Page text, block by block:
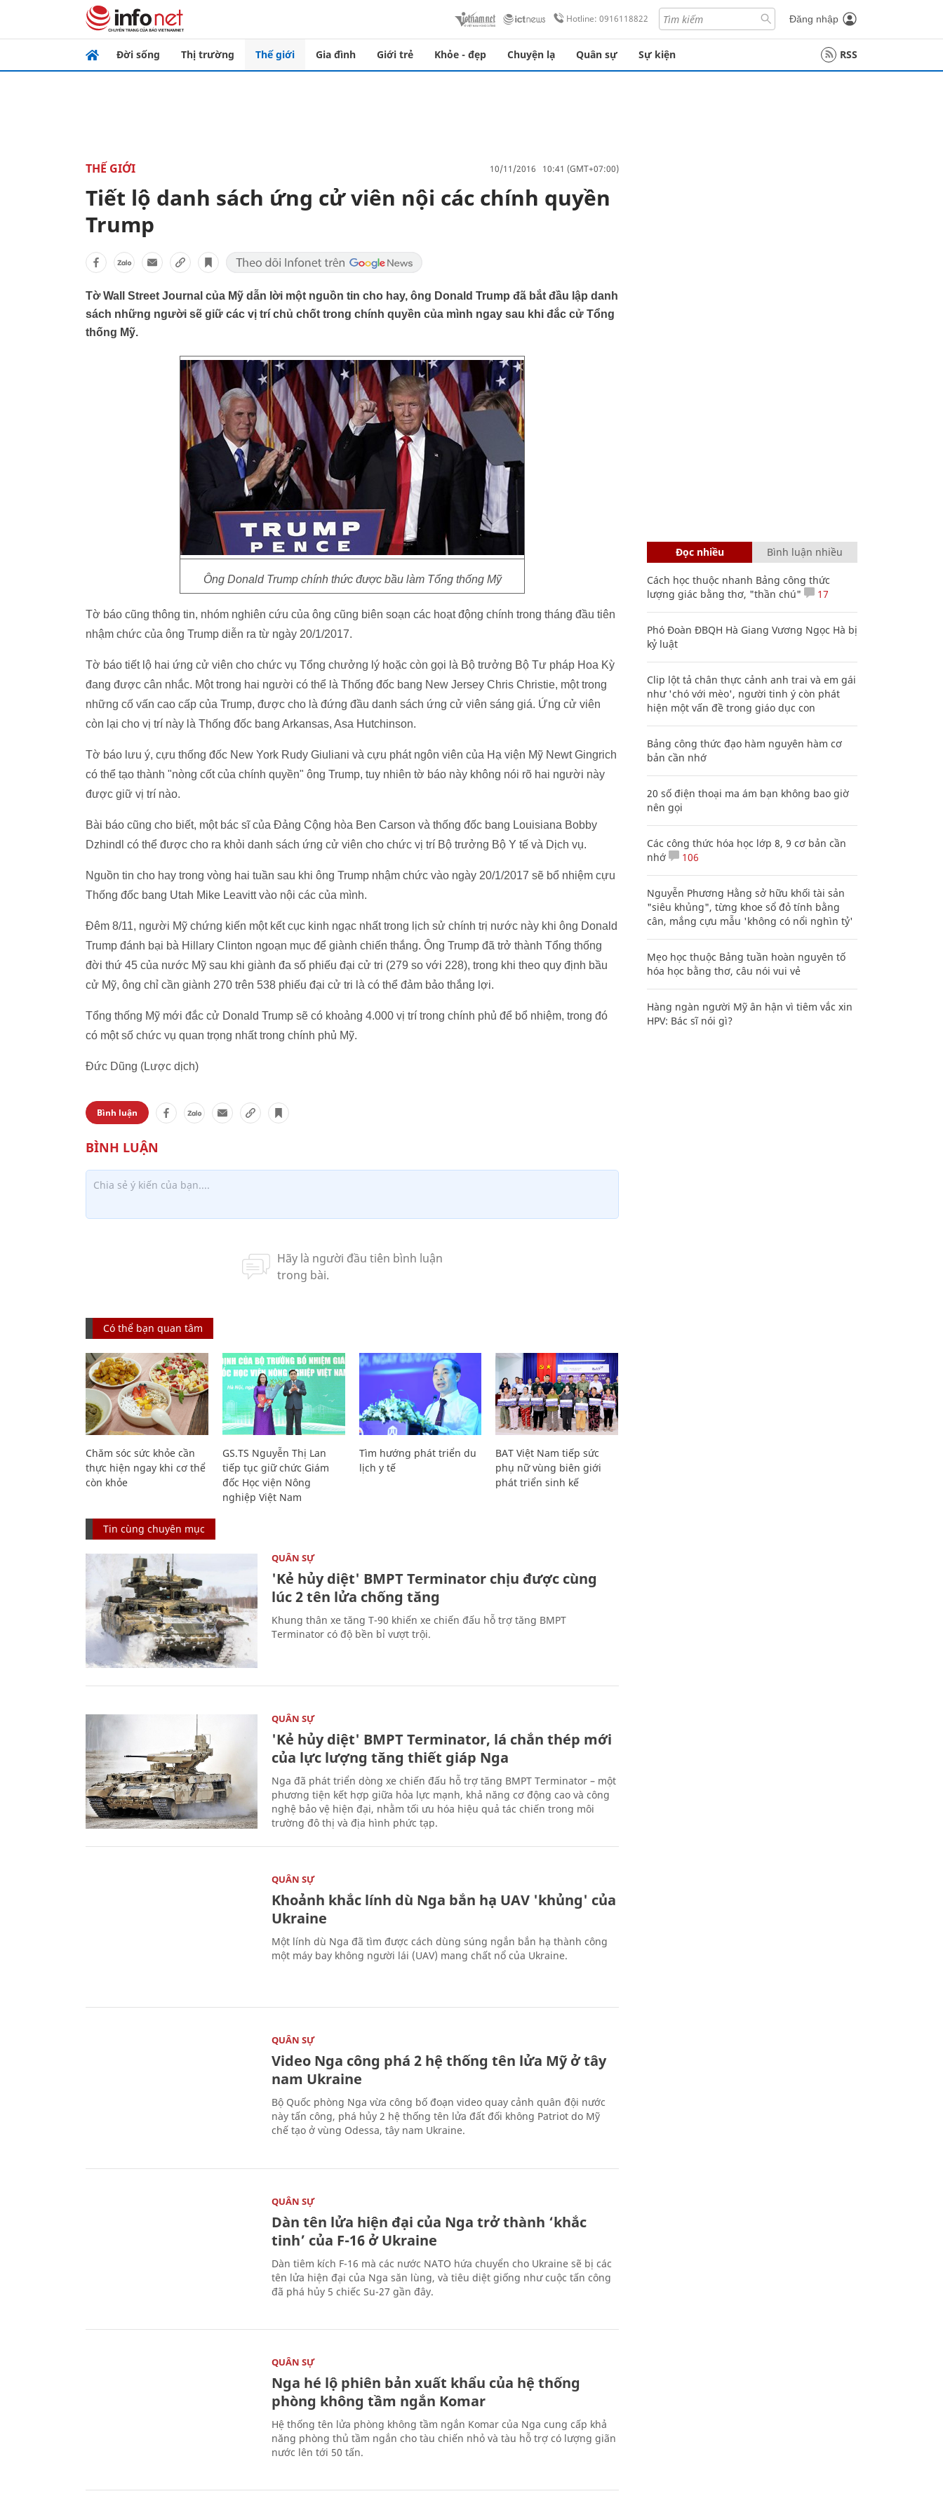
Hotline: 0916118822 Đăng nhập
Đời sống Thị trường Thế giới Gia đình Giới trẻ Khỏe - đẹp Chuyện lạ Quân sự Sự kiện RSS
THẾ GIỚI 10/11/2016 10:41 (GMT+07:00)
Tiết lộ danh sách ứng cử viên nội các chính quyền
Trump
Tờ Wall Street Journal của Mỹ dẫn lời một nguồn tin cho hay, ông Donald Trump đã bắt đầu lập danh
sách những người sẽ giữ các vị trí chủ chốt trong chính quyền của mình ngay sau khi đắc cử Tổng
thống Mỹ.
Ông Donald Trump chính thức được bầu làm Tổng thống Mỹ
Tờ báo cũng thông tin, nhóm nghiên cứu của ông cũng biên soạn các hoạt động chính trong tháng đầu tiên
nhậm chức của ông Trump diễn ra từ ngày 20/1/2017.
Tờ báo tiết lộ hai ứng cử viên cho chức vụ Tổng chưởng lý hoặc còn gọi là Bộ trưởng Bộ Tư pháp Hoa Kỳ
đang được cân nhắc. Một trong hai người có thể là Thống đốc bang New Jersey Chris Christie, một trong
những cố vấn cao cấp của Trump, được cho là đứng đầu danh sách ứng cử viên sáng giá. Ứng cử viên
còn lại cho vị trí này là Thống đốc bang Arkansas, Asa Hutchinson.
Tờ báo lưu ý, cựu thống đốc New York Rudy Giuliani và cựu phát ngôn viên của Hạ viện Mỹ Newt Gingrich
có thể tạo thành "nòng cốt của chính quyền" ông Trump, tuy nhiên tờ báo này không nói rõ hai người này
được giữ vị trí nào.
Bài báo cũng cho biết, một bác sĩ của Đảng Cộng hòa Ben Carson và thống đốc bang Louisiana Bobby
Dzhindl có thể được cho ra khỏi danh sách ứng cử viên cho chức vị trí Bộ trưởng Bộ Y tế và Dịch vụ.
Nguồn tin cho hay trong vòng hai tuần sau khi ông Trump nhậm chức vào ngày 20/1/2017 sẽ bổ nhiệm cựu
Thống đốc bang Utah Mike Leavitt vào nội các của mình.
Đêm 8/11, người Mỹ chứng kiến một kết cục kinh ngạc nhất trong lịch sử chính trị nước này khi ông Donald
Trump đánh bại bà Hillary Clinton ngoạn mục để giành chiến thắng. Ông Trump đã trở thành Tổng thống
đời thứ 45 của nước Mỹ sau khi giành đa số phiếu đại cử tri (279 so với 228), trong khi theo quy định bầu
cử Mỹ, ông chỉ cần giành 270 trên 538 phiếu đại cử tri là có thể đảm bảo thắng lợi.
Tổng thống Mỹ mới đắc cử Donald Trump sẽ có khoảng 4.000 vị trí trong chính phủ để bổ nhiệm, trong đó
có một số chức vụ quan trọng nhất trong chính phủ Mỹ.
Đức Dũng (Lược dịch)
Bình luận
Có thể bạn quan tâm
Chăm sóc sức khỏe cần
thực hiện ngay khi cơ thể
còn khỏe
GS.TS Nguyễn Thị Lan
tiếp tục giữ chức Giám
đốc Học viện Nông
nghiệp Việt Nam
Tìm hướng phát triển du
lịch y tế
BAT Việt Nam tiếp sức
phụ nữ vùng biên giới
phát triển sinh kế
Tin cùng chuyên mục
QUÂN SỰ
'Kẻ hủy diệt' BMPT Terminator chịu được cùng
lúc 2 tên lửa chống tăng
Khung thân xe tăng T-90 khiến xe chiến đấu hỗ trợ tăng BMPT
Terminator có độ bền bỉ vượt trội.
QUÂN SỰ
'Kẻ hủy diệt' BMPT Terminator, lá chắn thép mới
của lực lượng tăng thiết giáp Nga
Nga đã phát triển dòng xe chiến đấu hỗ trợ tăng BMPT Terminator – một
phương tiện kết hợp giữa hỏa lực mạnh, khả năng cơ động cao và công
nghệ bảo vệ hiện đại, nhằm tối ưu hóa hiệu quả tác chiến trong môi
trường đô thị và địa hình phức tạp.
QUÂN SỰ
Khoảnh khắc lính dù Nga bắn hạ UAV 'khủng' của
Ukraine
Một lính dù Nga đã tìm được cách dùng súng ngắn bắn hạ thành công
một máy bay không người lái (UAV) mang chất nổ của Ukraine.
QUÂN SỰ
Video Nga công phá 2 hệ thống tên lửa Mỹ ở tây
nam Ukraine
Bộ Quốc phòng Nga vừa công bố đoạn video quay cảnh quân đội nước
này tấn công, phá hủy 2 hệ thống tên lửa đất đối không Patriot do Mỹ
chế tạo ở vùng Odessa, tây nam Ukraine.
QUÂN SỰ
Dàn tên lửa hiện đại của Nga trở thành ‘khắc
tinh’ của F-16 ở Ukraine
Dàn tiêm kích F-16 mà các nước NATO hứa chuyển cho Ukraine sẽ bị các
tên lửa hiện đại của Nga săn lùng, và tiêu diệt giống như cuộc tấn công
đã phá hủy 5 chiếc Su-27 gần đây.
QUÂN SỰ
Nga hé lộ phiên bản xuất khẩu của hệ thống
phòng không tầm ngắn Komar
Hệ thống tên lửa phòng không tầm ngắn Komar của Nga cung cấp khả
năng phòng thủ tầm ngắn cho tàu chiến nhỏ và tàu hỗ trợ có lượng giãn
nước lên tới 50 tấn.
Đọc nhiều Bình luận nhiều
Cách học thuộc nhanh Bảng công thức
lượng giác bằng thơ, "thần chú"
17
Phó Đoàn ĐBQH Hà Giang Vương Ngọc Hà bị
kỷ luật
Clip lột tả chân thực cảnh anh trai và em gái
như 'chó với mèo', người tinh ý còn phát
hiện một vấn đề trong giáo dục con
Bảng công thức đạo hàm nguyên hàm cơ
bản cần nhớ
20 số điện thoại ma ám bạn không bao giờ
nên gọi
Các công thức hóa học lớp 8, 9 cơ bản cần
nhớ
106
Nguyễn Phương Hằng sở hữu khối tài sản
"siêu khủng", từng khoe sổ đỏ tính bằng
cân, mắng cựu mẫu 'không có nổi nghìn tỷ'
Mẹo học thuộc Bảng tuần hoàn nguyên tố
hóa học bằng thơ, câu nói vui vẻ
Hàng ngàn người Mỹ ân hận vì tiêm vắc xin
HPV: Bác sĩ nói gì?